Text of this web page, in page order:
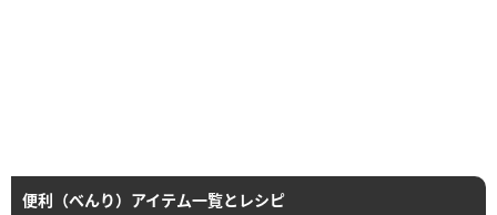
便利（べんり）アイテム一覧とレシピ